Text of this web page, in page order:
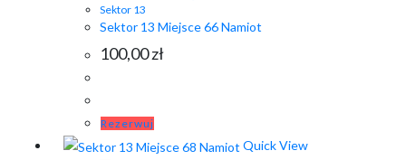
Sektor 13
Sektor 13 Miejsce 66 Namiot
100,00zł
Rezerwuj
Quick View